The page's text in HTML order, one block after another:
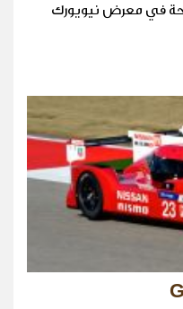
في معرض نيويورك